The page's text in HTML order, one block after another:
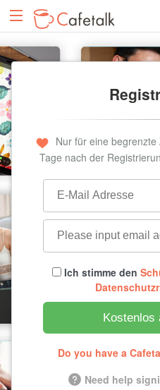
Nur für eine
Tage nach der
Ich stimme den
Kostenlos
Do you have a
Need help